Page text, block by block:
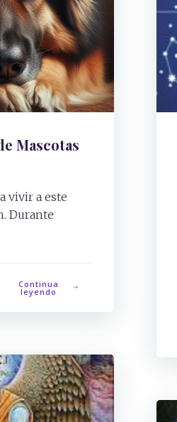
Mascotas
vivir a este
Durante
Continua
leyendo